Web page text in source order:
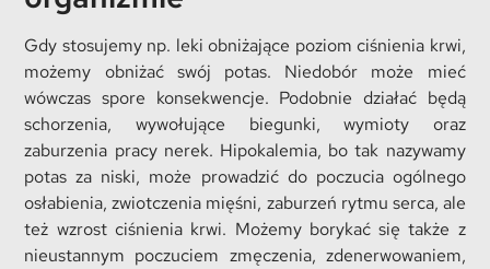
Gdy stosujemy np. leki obniżające poziom ciśnienia krwi,
możemy obniżać swój potas. Niedobór może mieć
wówczas spore konsekwencje. Podobnie działać będą
schorzenia, wywołujące biegunki, wymioty oraz
zaburzenia pracy nerek. Hipokalemia, bo tak nazywamy
potas za niski, może prowadzić do poczucia ogólnego
osłabienia, zwiotczenia mięśni, zaburzeń rytmu serca, ale
też wzrost ciśnienia krwi. Możemy borykać się także z
nieustannym poczuciem zmęczenia, zdenerwowaniem,